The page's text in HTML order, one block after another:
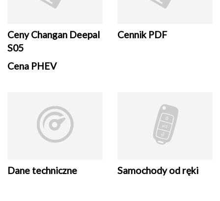
Ceny Changan Deepal
S05
Cena PHEV
Cennik PDF
Dane techniczne Samochody od ręki